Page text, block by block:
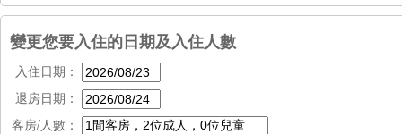
變更您要入住的日期及入住人數
入住日期：
退房日期：
客房/人數：